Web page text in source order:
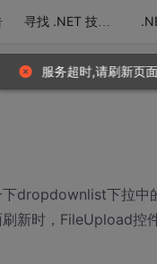
寻找 .NET 技术达人
dropdownlist下拉中
新时，FileUpload控
服务超时,请刷新页